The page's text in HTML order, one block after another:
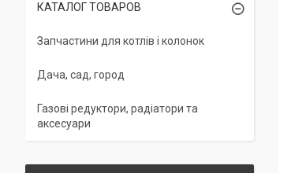
КАТАЛОГ ТОВАРОВ
Запчастини для котлів і колонок
Дача, сад, город
Газові редуктори, радіатори та
аксесуари